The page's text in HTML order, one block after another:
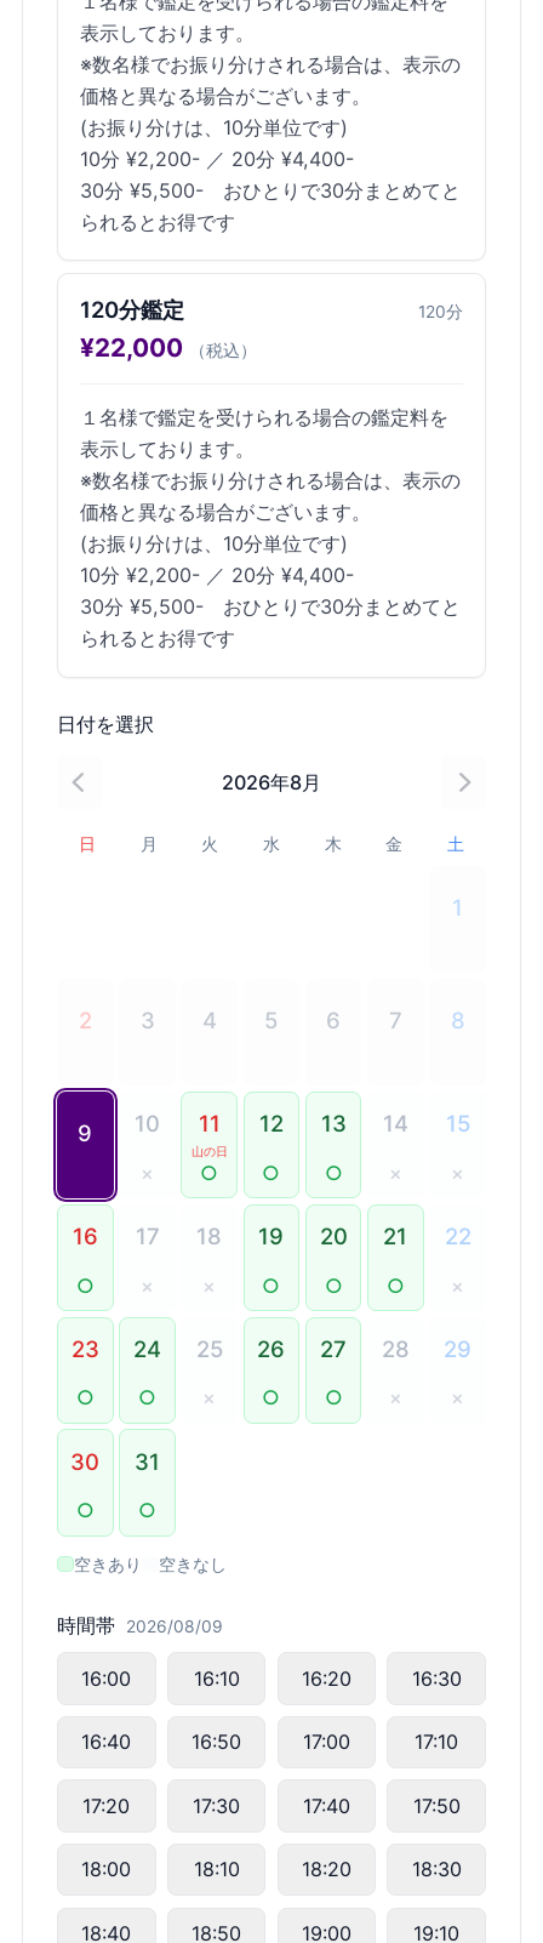
表示しております。
※数名様でお振り分けされる場合は、表示の
価格と異なる場合がございます。
(お振り分けは、10分単位です)
10分 ¥2,200- ／ 20分 ¥4,400-
30分 ¥5,500- おひとりで30分まとめてと
られるとお得です
120分鑑定 120分
¥22,000 （税込）
１名様で鑑定を受けられる場合の鑑定料を
表示しております。
※数名様でお振り分けされる場合は、表示の
価格と異なる場合がございます。
(お振り分けは、10分単位です)
10分 ¥2,200- ／ 20分 ¥4,400-
30分 ¥5,500- おひとりで30分まとめてと
られるとお得です
日付を選択
2026年8月
日 月 火 水 木 金 土
1
2 3 4 5 6 7 8
9 10
×
11
山の日
○
12
○
13
○
14
×
15
×
16
○
17
×
18
×
19
○
20
○
21
○
22
×
23
○
24
○
25
×
26
○
27
○
28
×
29
×
30
○
31
○
空きあり 空きなし
時間帯 2026/08/09
16:00 16:10 16:20 16:30
16:40 16:50 17:00 17:10
17:20 17:30 17:40 17:50
18:00 18:10 18:20 18:30
18:40 18:50 19:00 19:10